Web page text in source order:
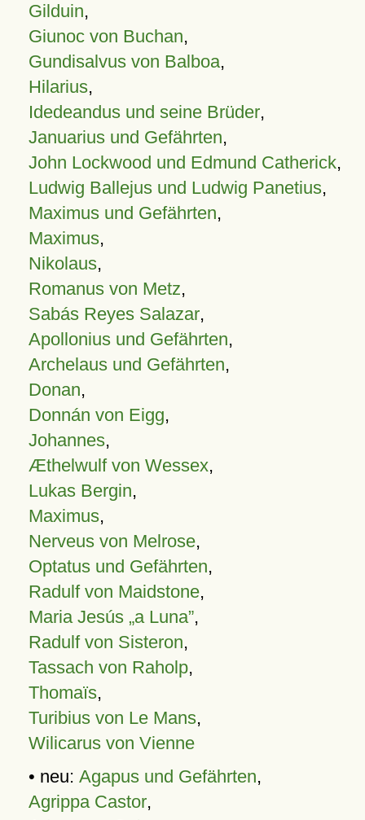
Gilduin,
Giunoc von Buchan,
Gundisalvus von Balboa,
Hilarius,
Idedeandus und seine Brüder,
Januarius und Gefährten,
John Lockwood und Edmund Catherick,
Ludwig Ballejus und Ludwig Panetius,
Maximus und Gefährten,
Maximus,
Nikolaus,
Romanus von Metz,
Sabás Reyes Salazar,
Apollonius und Gefährten,
Archelaus und Gefährten,
Donan,
Donnán von Eigg,
Johannes,
Æthelwulf von Wessex,
Lukas Bergin,
Maximus,
Nerveus von Melrose,
Optatus und Gefährten,
Radulf von Maidstone,
Maria Jesús „a Luna”,
Radulf von Sisteron,
Tassach von Raholp,
Thomaïs,
Turibius von Le Mans,
Wilicarus von Vienne
• neu: Agapus und Gefährten,
Agrippa Castor,